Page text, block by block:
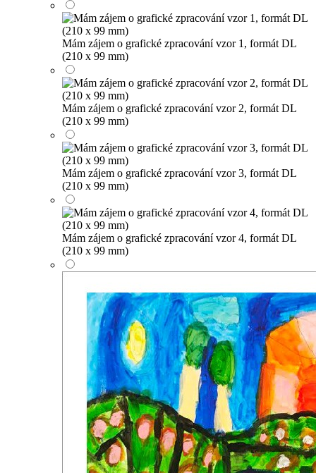
Mám zájem o grafické zpracování vzor 1, formát DL
(210 x 99 mm)
Mám zájem o grafické zpracování vzor 2, formát DL
(210 x 99 mm)
Mám zájem o grafické zpracování vzor 3, formát DL
(210 x 99 mm)
Mám zájem o grafické zpracování vzor 4, formát DL
(210 x 99 mm)